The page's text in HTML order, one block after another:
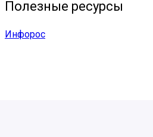
Полезные ресурсы
Инфорос